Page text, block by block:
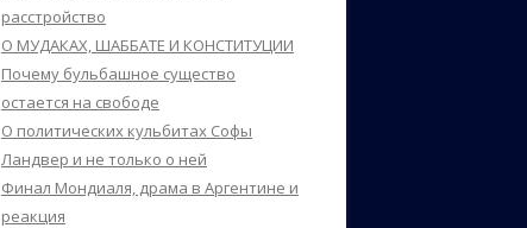
расстройство
О МУДАКАХ, ШАББАТЕ И КОНСТИТУЦИИ
Почему бульбашное существо
остается на свободе
О политических кульбитах Софы
Ландвер и не только о ней
Финал Мондиаля, драма в Аргентине и
реакция